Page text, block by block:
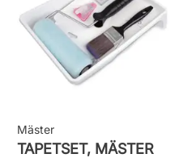
Mäster
TAPETSET, MÄSTER